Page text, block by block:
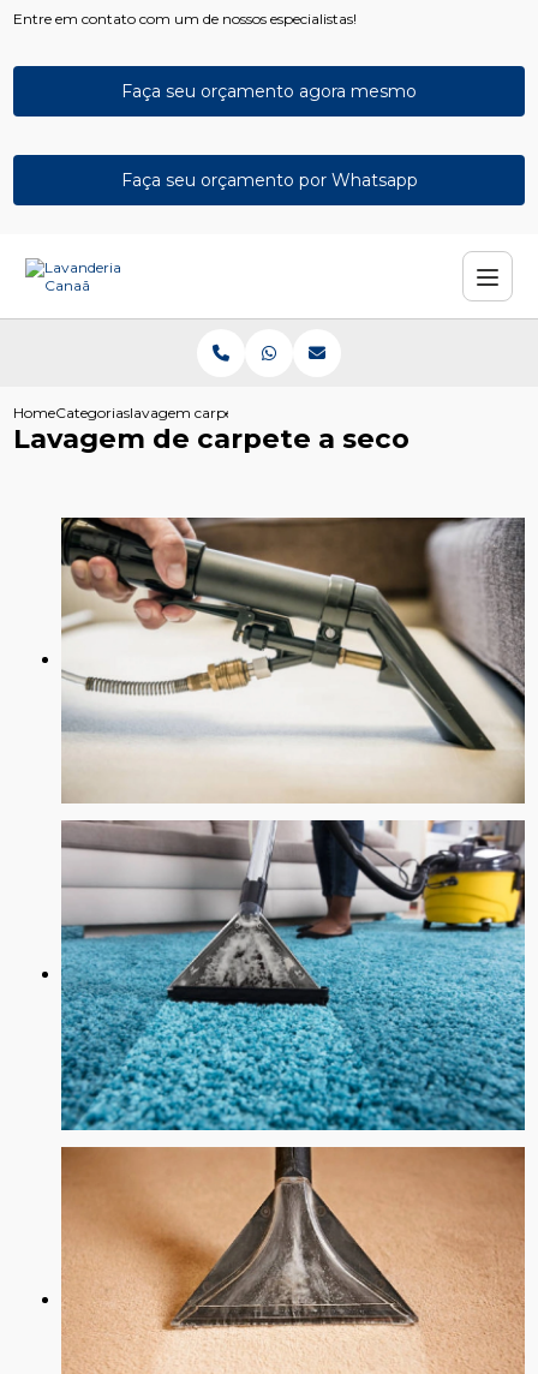
Entre em contato com um de nossos especialistas!
Faça seu orçamento agora mesmo
Faça seu orçamento por Whatsapp
HomeCategoriaslavagem carpete seco
Lavagem de carpete a seco